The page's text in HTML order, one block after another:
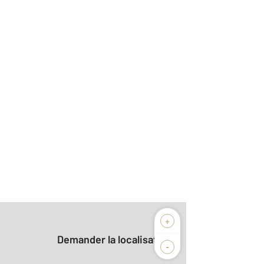
+
-
Demander la localisation